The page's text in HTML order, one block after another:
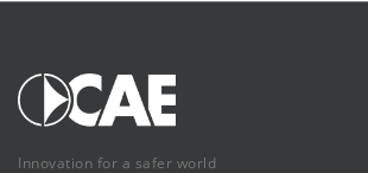
Innovation for a safer world